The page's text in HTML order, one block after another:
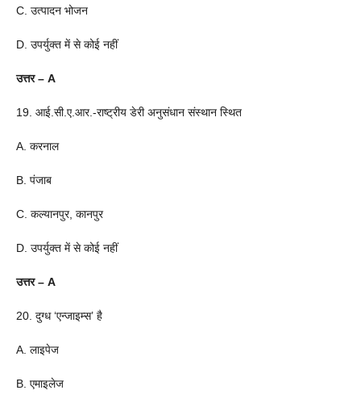
C. उत्पादन भोजन
D. उपर्युक्त में से कोई नहीं
उत्तर – A
19. आई.सी.ए.आर.-राष्ट्रीय डेरी अनुसंधान संस्थान स्थित
A. करनाल
B. पंजाब
C. कल्यानपुर, कानपुर
D. उपर्युक्त में से कोई नहीं
उत्तर – A
20. दुग्ध ‘एन्जाइम्स’ है
A. लाइपेज
B. एमाइलेज